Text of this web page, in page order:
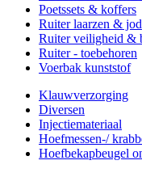
Poetssets & koffers
Ruiter laarzen &
Ruiter veiligheid &
Ruiter - toebehoren
Voerbak kunststof
Klauwverzorging
Diversen
Injectiemateriaal
Hoefmessen-/
Hoefbekapbeugel